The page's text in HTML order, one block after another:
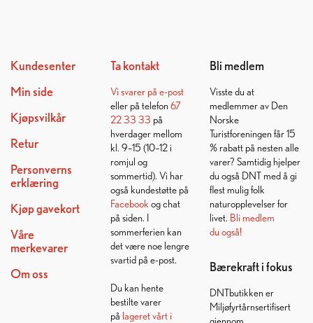
Kundesenter
Min side
Kjøpsvilkår
Retur
Personverns
erklæring
Kjøp gavekort
Våre
merkevarer
Om oss
Ta kontakt
Vi svarer på e-post
eller på telefon 67
22 33 33 på
hverdager mellom
kl. 9–15 (10–12 i
romjul og
sommertid). Vi har
også kundestøtte på
Facebook og chat
på siden. I
sommerferien kan
det være noe lengre
svartid på e-post.
Du kan hente
bestilte varer
på lageret vårt i
Bli medlem
Visste du at
medlemmer av Den
Norske
Turistforeningen får 15
% rabatt på nesten alle
varer? Samtidig hjelper
du også DNT med å gi
flest mulig folk
naturopplevelser for
livet. Bli medlem
du også!
Bærekraft i fokus
DNTbutikken er
Miljøfyrtårnsertifisert